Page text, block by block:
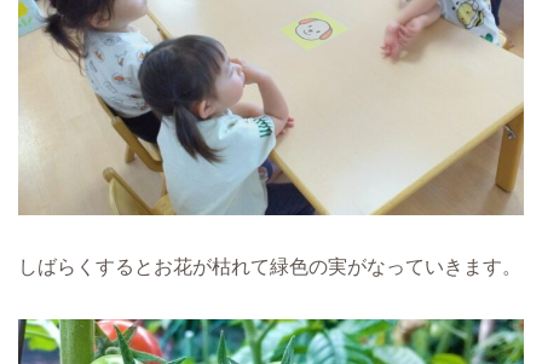
しばらくするとお花が枯れて緑色の実がなっていきます。